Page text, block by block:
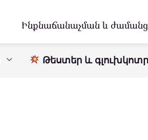
Ինքնաճանաչման և
Թեստեր և